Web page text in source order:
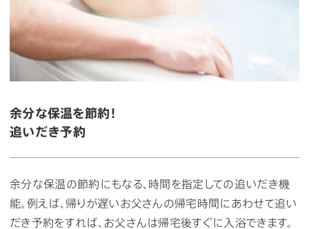
余分な保温を節約！
追いだき予約
余分な保温の節約にもなる、時間を指定しての追いだき機
能。例えば、帰りが遅いお父さんの帰宅時間にあわせて追い
だき予約をすれば、お父さんは帰宅後すぐに入浴できます。